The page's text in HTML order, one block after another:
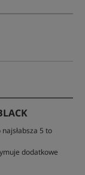
5 to
dodatkowe